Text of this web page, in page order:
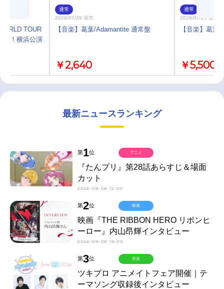
TOUR
！横浜公演
通常
2026/07/29 発売
【音楽】葛葉/Adamantite 通常盤
￥2,640
通常
2026/07/29 発売
【音楽】葛葉
￥5,500
最新ニュースランキング
第1位
『たんプリ』第28話あらすじ＆場面
カット
2026-08-08 12:00
アニメ
第2位
映画『THE RIBBON HERO リボンヒ
ーロー』内山昂輝インタビュー
2026-08-08 18:00
映画
第3位
ツキプロ アニメイトフェア開催｜テ
ーマソング収録後インタビュー
音楽